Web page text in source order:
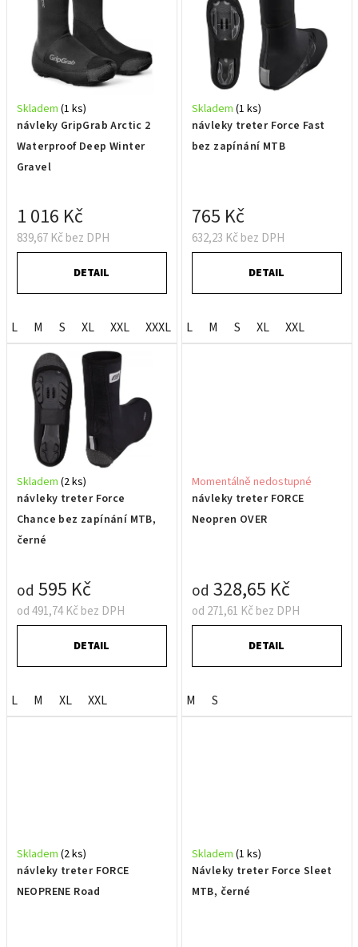
o
d
u
ů
návleky GripGrab Arctic 2
Waterproof Deep Winter
Gravel
Skladem (1 ks)
839,67 Kč bez DPH
1 016 Kč
DETAIL
L M S XL XXL XXXL
návleky treter Force Fast
bez zapínání MTB
Skladem (1 ks)
632,23 Kč bez DPH
765 Kč
DETAIL
L M S XL XXL
návleky treter Force
Chance bez zapínání MTB,
černé
Skladem (2 ks)
od 491,74 Kč bez DPH
od 595 Kč
DETAIL
L M XL XXL
návleky treter FORCE
Neopren OVER
Momentálně nedostupné
od 271,61 Kč bez DPH
od 328,65 Kč
DETAIL
M S
návleky treter FORCE
NEOPRENE Road
Skladem (2 ks)
Návleky treter Force Sleet
MTB, černé
Skladem (1 ks)